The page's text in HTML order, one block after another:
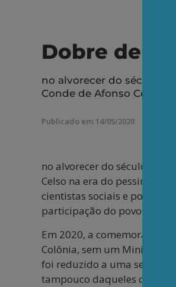
Dobre de
no alvorecer do século
Conde de Afonso Celso
Publicado em 14/05/2020
no alvorecer do século XX
Celso na era do
cientistas sociais e políticos
participação do povo nas
Em 2020, a comemoração
Colônia, sem um Ministério
foi reduzido a uma
tampouco daqueles que